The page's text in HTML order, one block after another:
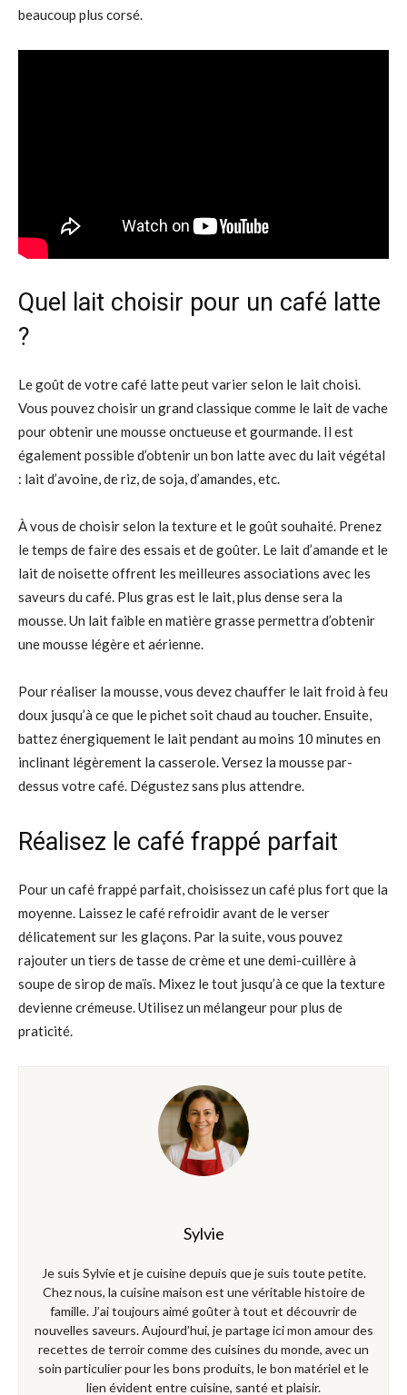
beaucoup plus corsé.
Quel lait choisir pour un café latte
?
Le goût de votre café latte peut varier selon le lait choisi.
Vous pouvez choisir un grand classique comme le lait de vache
pour obtenir une mousse onctueuse et gourmande. Il est
également possible d’obtenir un bon latte avec du lait végétal
: lait d’avoine, de riz, de soja, d’amandes, etc.
À vous de choisir selon la texture et le goût souhaité. Prenez
le temps de faire des essais et de goûter. Le lait d’amande et le
lait de noisette offrent les meilleures associations avec les
saveurs du café. Plus gras est le lait, plus dense sera la
mousse. Un lait faible en matière grasse permettra d’obtenir
une mousse légère et aérienne.
Pour réaliser la mousse, vous devez chauffer le lait froid à feu
doux jusqu’à ce que le pichet soit chaud au toucher. Ensuite,
battez énergiquement le lait pendant au moins 10 minutes en
inclinant légèrement la casserole. Versez la mousse par-
dessus votre café. Dégustez sans plus attendre.
Réalisez le café frappé parfait
Pour un café frappé parfait, choisissez un café plus fort que la
moyenne. Laissez le café refroidir avant de le verser
délicatement sur les glaçons. Par la suite, vous pouvez
rajouter un tiers de tasse de crème et une demi-cuillère à
soupe de sirop de maïs. Mixez le tout jusqu’à ce que la texture
devienne crémeuse. Utilisez un mélangeur pour plus de
praticité.
Sylvie
Je suis Sylvie et je cuisine depuis que je suis toute petite.
Chez nous, la cuisine maison est une véritable histoire de
famille. J’ai toujours aimé goûter à tout et découvrir de
nouvelles saveurs. Aujourd’hui, je partage ici mon amour des
recettes de terroir comme des cuisines du monde, avec un
soin particulier pour les bons produits, le bon matériel et le
lien évident entre cuisine, santé et plaisir.